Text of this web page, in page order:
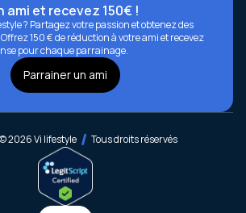
ami et recevez 150€ !
? Partagez votre passion et obtenez des
150 € de réduction à votre ami et recevez
pour chaque parrainage.
Parrainer un ami
2026 Vi lifestyle Tous droits réservés